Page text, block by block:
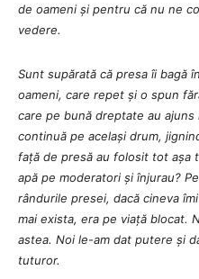
de oameni și pentru că nu ne
vedere.
Sunt supărată că presa îi bagă
oameni, care repet și o spun
care pe bună dreptate au
continuă pe același drum,
față de presă au folosit tot așa
apă pe moderatori și înjurau?
rândurile presei, dacă cineva
mai exista, era pe viață blocat.
astea. Noi le-am dat putere și
tuturor.